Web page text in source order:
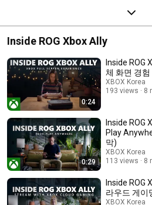
Inside ROG Xbox Ally
0:24
Inside ROG
체 화면 경
XBOX Korea
193 views
8
0:29
Inside ROG
Play Anywhere (4K, 한
막)
XBOX Korea
113 views
8
Inside ROG
라우드 게이
XBOX Korea